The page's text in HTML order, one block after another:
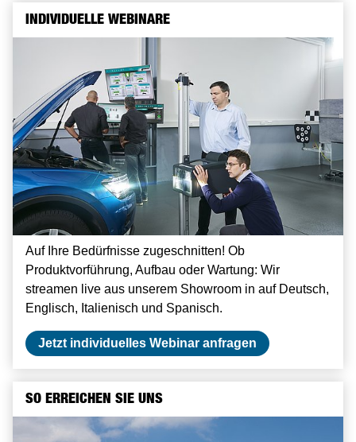
INDIVIDUELLE WEBINARE
Auf Ihre Bedürfnisse zugeschnitten! Ob
Produktvorführung, Aufbau oder Wartung: Wir
streamen live aus unserem Showroom in auf Deutsch,
Englisch, Italienisch und Spanisch.
Jetzt individuelles Webinar anfragen
SO ERREICHEN SIE UNS